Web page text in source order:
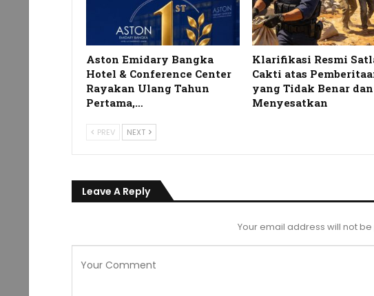
Aston Emidary Bangka
Hotel & Conference Center
Rayakan Ulang Tahun
Pertama,…
Klarifikasi Resmi
Cakti atas
yang Tidak Benar dan
Menyesatkan
PREV NEXT
Leave A Reply
Your email address will not